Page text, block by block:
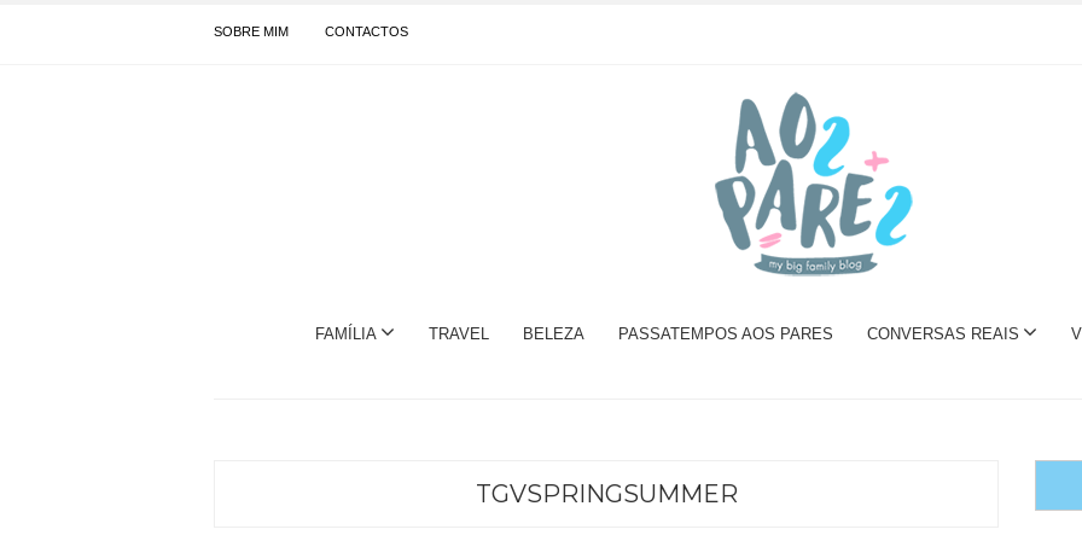
SOBRE MIM CONTACTOS
FAMÍLIA TRAVEL BELEZA PASSATEMPOS AOS PARES CONVERSAS REAIS
TGVSPRINGSUMMER